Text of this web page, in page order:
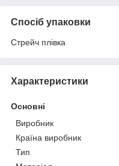
Спосіб упаковки
Стрейч плівка
Характеристики
Основні
Виробник
Країна виробник
Тип